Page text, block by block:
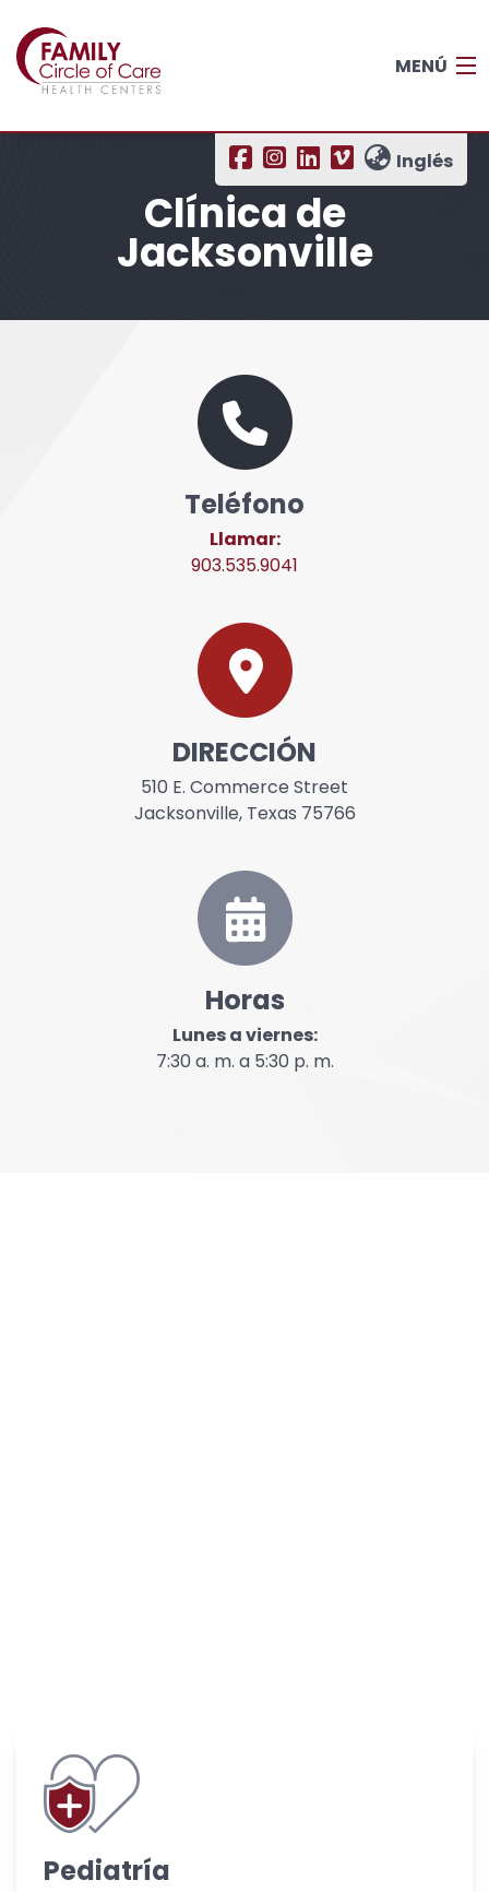
MENÚ
Para pacientes
Ubicaciones
(903) 535-9041
Inglés
Clínica de
Jacksonville
Teléfono
Llamar:
903.535.9041
DIRECCIÓN
510 E. Commerce Street
Jacksonville, Texas 75766
Horas
Lunes a viernes:
7:30 a. m. a 5:30 p. m.
Pediatría